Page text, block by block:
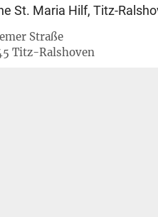
St. Maria Hilf, Titz-
Straße
Titz-Ralshoven